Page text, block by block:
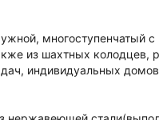
многоступенчатый
из шахтных колодцев,
индивидуальных